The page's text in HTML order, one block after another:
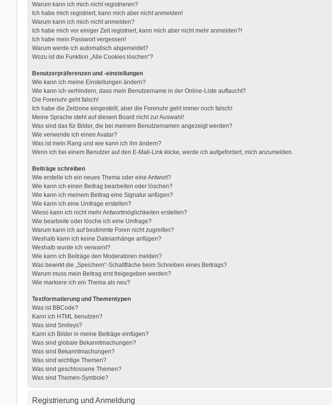
Warum kann ich mich nicht registrieren?
Ich habe mich registriert, kann mich aber nicht anmelden!
Warum kann ich mich nicht anmelden?
Ich habe mich vor einiger Zeit registriert, kann mich aber nicht mehr anmelden?!
Ich habe mein Passwort vergessen!
Warum werde ich automatisch abgemeldet?
Wozu ist die Funktion „Alle Cookies löschen“?
Benutzerpräferenzen und -einstellungen
Wie kann ich meine Einstellungen ändern?
Wie kann ich verhindern, dass mein Benutzername in der Online-Liste auftaucht?
Die Forenuhr geht falsch!
Ich habe die Zeitzone eingestellt, aber die Forenuhr geht immer noch falsch!
Meine Sprache steht auf diesem Board nicht zur Auswahl!
Was sind das für Bilder, die bei meinem Benutzernamen angezeigt werden?
Wie verwende ich einen Avatar?
Was ist mein Rang und wie kann ich ihn ändern?
Wenn ich bei einem Benutzer auf den E-Mail-Link klicke, werde ich aufgefordert, mich anzumelden.
Beiträge schreiben
Wie erstelle ich ein neues Thema oder eine Antwort?
Wie kann ich einen Beitrag bearbeiten oder löschen?
Wie kann ich meinem Beitrag eine Signatur anfügen?
Wie kann ich eine Umfrage erstellen?
Wieso kann ich nicht mehr Antwortmöglichkeiten erstellen?
Wie bearbeite oder lösche ich eine Umfrage?
Warum kann ich auf bestimmte Foren nicht zugreifen?
Weshalb kann ich keine Dateianhänge anfügen?
Weshalb wurde ich verwarnt?
Wie kann ich Beiträge den Moderatoren melden?
Was bewirkt die „Speichern“-Schaltfläche beim Schreiben eines Beitrags?
Warum muss mein Beitrag erst freigegeben werden?
Wie markiere ich ein Thema als neu?
Textformatierung und Thementypen
Was ist BBCode?
Kann ich HTML benutzen?
Was sind Smileys?
Kann ich Bilder in meine Beiträge einfügen?
Was sind globale Bekanntmachungen?
Was sind Bekanntmachungen?
Was sind wichtige Themen?
Was sind geschlossene Themen?
Was sind Themen-Symbole?
Registrierung und Anmeldung